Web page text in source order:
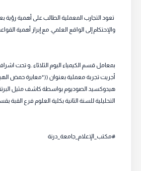
تعود التجارب المعملية الطالب على أهمية رؤية
والإحتكام إلى الواقع العلمي. مع إبراز أهمية
بمعامل قسم الكيمياء اليوم الثلاثاء ..و تحت
أجريت تجربة معملية بعنوان ((*معايرة حمض
هيدوكسيد الصوديوم بواسطة كاشف مثيل
التحليلية للسنة الثانية بكلية العلوم فرع القبة
#مكتب_الإعلام_جامعة_درنة